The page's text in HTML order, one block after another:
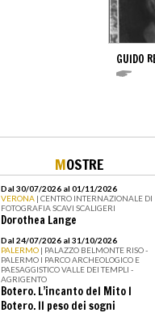
GUIDO
MOSTRE
Dal 30/07/2026 al 01/11/2026
VERONA | CENTRO INTERNAZIONALE DI
FOTOGRAFIA SCAVI SCALIGERI
Dorothea Lange
Dal 24/07/2026 al 31/10/2026
PALERMO | PALAZZO BELMONTE RISO -
PALERMO I PARCO ARCHEOLOGICO E
PAESAGGISTICO VALLE DEI TEMPLI -
AGRIGENTO
Botero. L’incanto del Mito I
Botero. Il peso dei sogni